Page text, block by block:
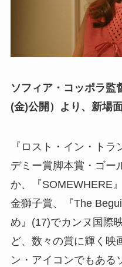
ソフィア・コッポラ監
(金)公開）より、新場
『ロスト・イン・ト
デミー賞脚本賞・ゴー
か、『SOMEWHERE
金獅子賞、『The
め』(17)でカンヌ国際
ど、数々の賞に輝く映
ン・アイコンでもある